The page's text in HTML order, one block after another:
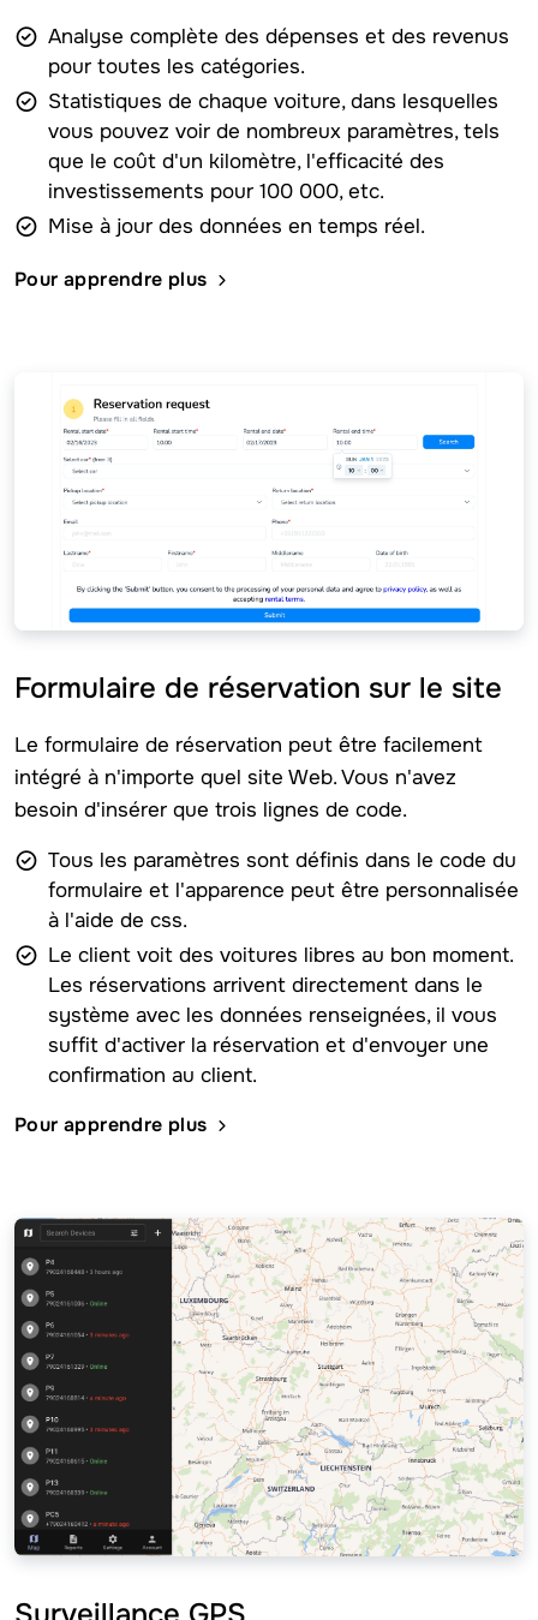
Analyse complète des dépenses et des revenus
pour toutes les catégories.
Statistiques de chaque voiture, dans lesquelles
vous pouvez voir de nombreux paramètres, tels
que le coût d'un kilomètre, l'efficacité des
investissements pour 100 000, etc.
Mise à jour des données en temps réel.
Pour apprendre plus
Formulaire de réservation sur le site
Le formulaire de réservation peut être facilement
intégré à n'importe quel site Web. Vous n'avez
besoin d'insérer que trois lignes de code.
Tous les paramètres sont définis dans le code du
formulaire et l'apparence peut être personnalisée
à l'aide de css.
Le client voit des voitures libres au bon moment.
Les réservations arrivent directement dans le
système avec les données renseignées, il vous
suffit d'activer la réservation et d'envoyer une
confirmation au client.
Pour apprendre plus